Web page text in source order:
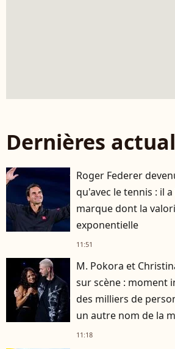
Dernières
Roger Federer
qu'avec le tennis : il
marque dont la
exponentielle
11:51
M. Pokora et
sur scène : moment
des milliers de
un autre nom de la
11:18